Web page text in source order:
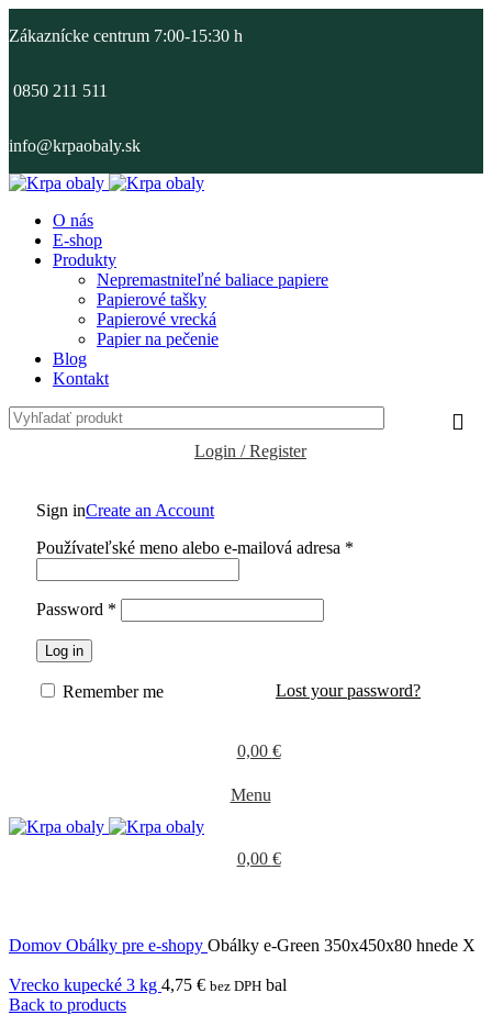
Zákaznícke centrum 7:00-15:30 h
0850 211 511
info@krpaobaly.sk
O nás
E-shop
Produkty
Nepremastniteľné baliace papiere
Papierové tašky
Papierové vrecká
Papier na pečenie
Blog
Kontakt
Login / Register
Sign inCreate an Account
Používateľské meno alebo e-mailová adresa *
Password *
Log in
Lost your password?
Remember me
0,00 €
Menu
0,00 €
Domov Obálky pre e-shopy Obálky e-Green 350x450x80 hnede X
Vrecko kupecké 3 kg 4,75 € bez DPH bal
Back to products